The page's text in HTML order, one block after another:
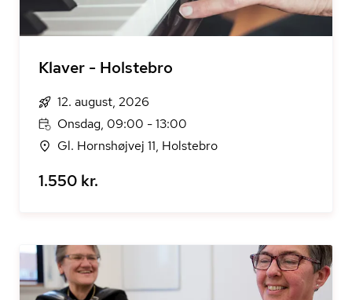
Klaver - Holstebro
12. august, 2026
Onsdag, 09:00 - 13:00
Gl. Hornshøjvej 11, Holstebro
1.550 kr.